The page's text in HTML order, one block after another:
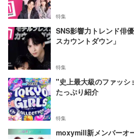
特集
SNS影響力トレンド俳
スカウントダウン」
特集
"史上最大級のファッシ
たっぷり紹介
特集
moxymill新メンバーオ